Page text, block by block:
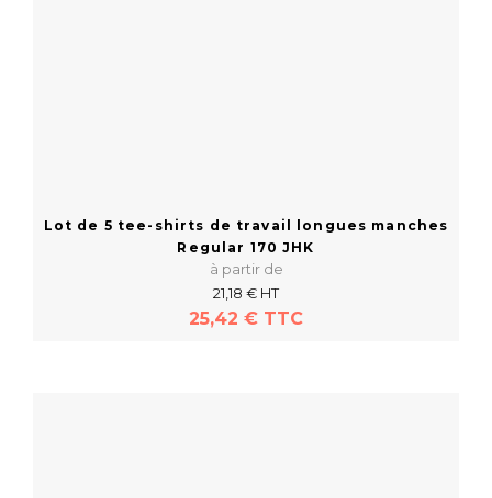
Lot de 5 tee-shirts de travail longues manches
Regular 170 JHK
à partir de
21,18 € HT
25,42 € TTC